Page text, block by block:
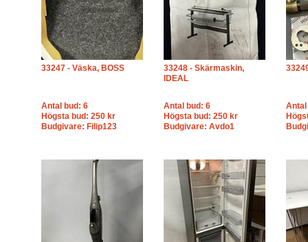
33247 - Väska, BOSS
Antal bud: 6
Högsta bud: 250 kr
Budgivare: Filip123
33248 - Skärmaskin,
IDEAL
Antal bud: 6
Högsta bud: 250 kr
Budgivare: Avdo1
Antal